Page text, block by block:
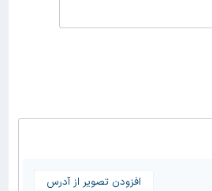
افزودن تصویر از آدرس